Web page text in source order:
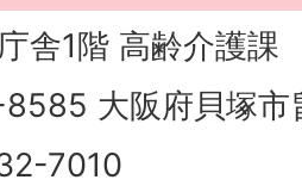
舎1階 高齢介護課
大阪府貝塚市
7010